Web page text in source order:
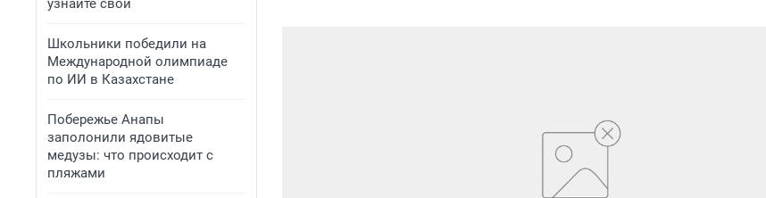
узнайте свой
Школьники победили на
Международной олимпиаде
по ИИ в Казахстане
Побережье Анапы
заполонили ядовитые
медузы: что происходит с
пляжами